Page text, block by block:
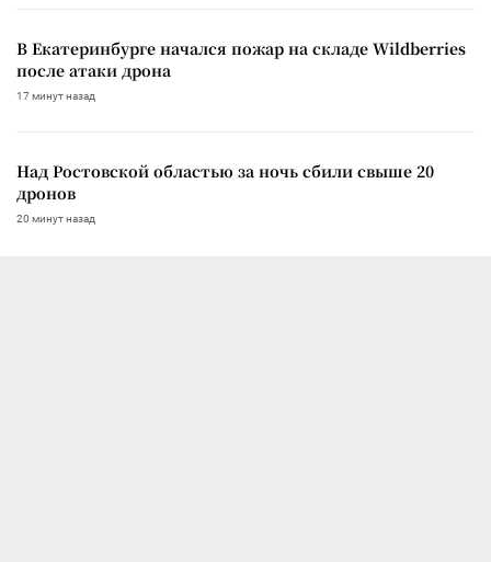
В Екатеринбурге начался пожар на складе Wildberries
после атаки дрона
17 минут назад
Над Ростовской областью за ночь сбили свыше 20
дронов
20 минут назад